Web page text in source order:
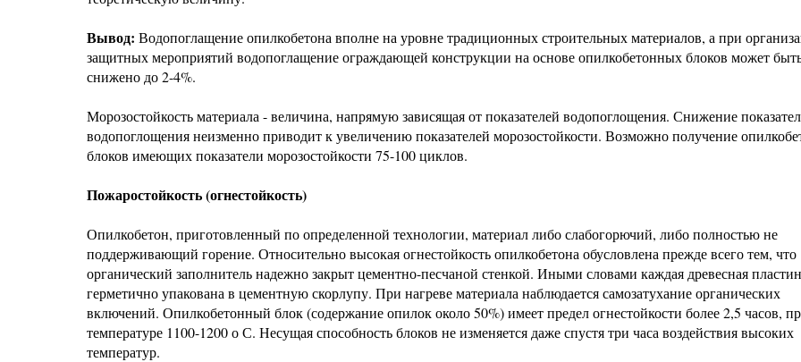
Вывод: Водопоглащение опилкобетона вполне на уровне традиционных строительных материалов, а при
защитных мероприятий водопоглащение ограждающей конструкции на основе опилкобетонных блоков может
снижено до 2-4%.
Морозостойкость материала - величина, напрямую зависящая от показателей водопоглощения. Снижение
водопоглощения неизменно приводит к увеличению показателей морозостойкости. Возможно получение
блоков имеющих показатели морозостойкости 75-100 циклов.
Пожаростойкость (огнестойкость)
Опилкобетон, приготовленный по определенной технологии, материал либо слабогорючий, либо полностью не
поддерживающий горение. Относительно высокая огнестойкость опилкобетона обусловлена прежде всего тем, что
органический заполнитель надежно закрыт цементно-песчаной стенкой. Иными словами каждая древесная
герметично упакована в цементную скорлупу. При нагреве материала наблюдается самозатухание органических
включений. Опилкобетонный блок (содержание опилок около 50%) имеет предел огнестойкости более 2,5 часов,
температуре 1100-1200 о С. Несущая способность блоков не изменяется даже спустя три часа воздействия высоких
температур.